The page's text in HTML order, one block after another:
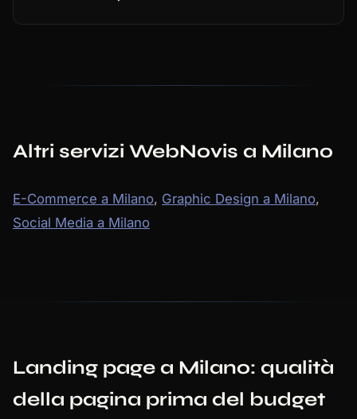
Altri servizi WebNovis a Milano
E-Commerce a Milano, Graphic Design a Milano,
Social Media a Milano
Landing page a Milano: qualità
della pagina prima del budget